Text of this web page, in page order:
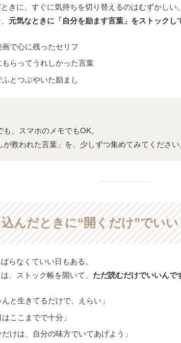
きに、すぐに気持ちを切り替えるのはむずかしい。
元気なときに「自分を励ます言葉」をストックし
で心に残ったセリフ
らってうれしかった言葉
ふとつぶやいた励まし
も、スマホのメモでもOK。
が救われた言葉」を、少しずつ集めてみてください
んだときに“開くだけ”でいい
らなくていい日もある。
、ストック帳を開いて、 ただ読むだけでいいんで
んと生きてるだけで、えらい」
はここまでで十分」
だけは、自分の味方でいてあげよう」